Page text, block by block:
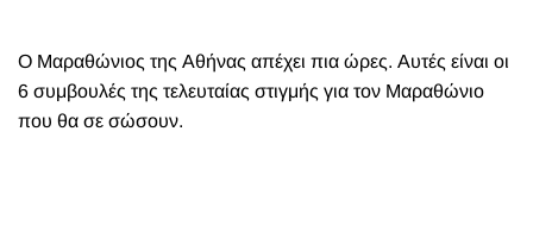
Ο Μαραθώνιος της Αθήνας απέχει πια ώρες. Αυτές είναι οι
6 συμβουλές της τελευταίας στιγμής για τον Μαραθώνιο
που θα σε σώσουν.